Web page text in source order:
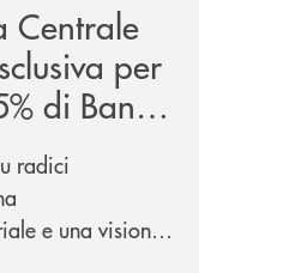
Centrale
per
di Banca
radici
e una visione